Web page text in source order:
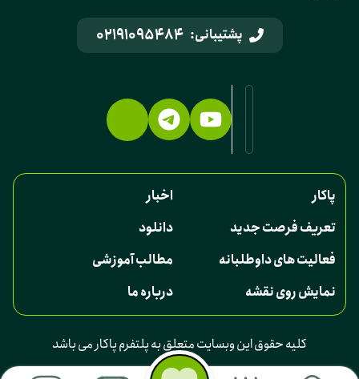
پشتیبانی: 02191095484
پاکار
اخبار
تعریف فرصت جدید
دانلود
فعالیت های داوطلبانه
مطالب آموزشی
نمایش روی نقشه
درباره ما
کلیه حقوق این وبسایت متعلق به پلتفرم پاکار می باشد